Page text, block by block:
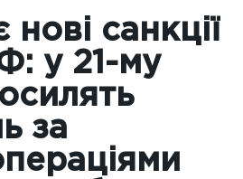
нові санкції
у 21-му
за